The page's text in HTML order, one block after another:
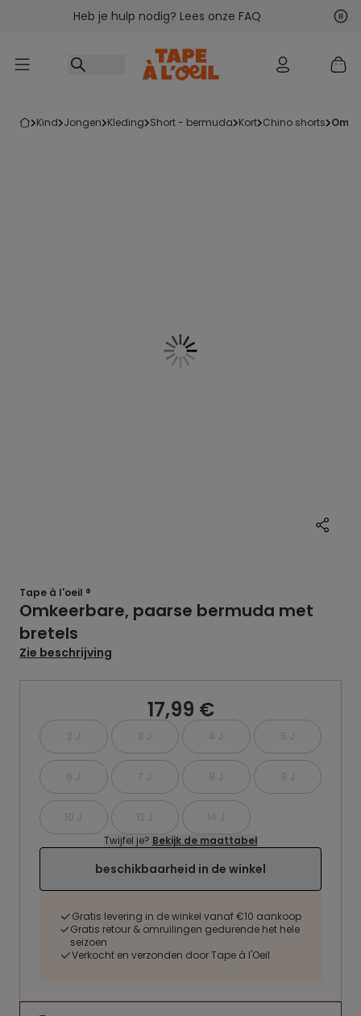
Ga naar inhoudHeb je hulp nodig? Lees onze FAQ
kind jongen kleding short - bermuda kort chino shorts
Tape à l'oeil ®
Omkeerbare, paarse bermuda met
bretels
Zie beschrijving
17,99 €
2 J 3 J 4 J 5 J
6 J 7 J 8 J 9 J
10 J 12 J
14 J
Twijfel je? Bekijk de maattabel
beschikbaarheid in de winkel
Gratis levering in de winkel vanaf €10 aankoop
Gratis retour & omruilingen gedurende het hele
seizoen
Verkocht en verzonden door Tape à l'Oeil